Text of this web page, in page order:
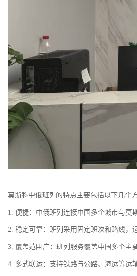
莫斯科中俄班列的特点主要包括以下几个方
1. 便捷：中俄班列连接中国多个城市与莫
2. 稳定可靠：班列采用固定班次和路线，
3. 覆盖范围广：班列服务覆盖中国多个主
4. 多式联运：支持铁路与公路、海运等运